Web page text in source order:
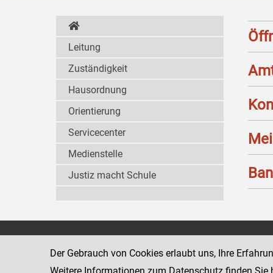
Leitung
Zuständigkeit
Hausordnung
Orientierung
Servicecenter
Medienstelle
Justiz macht Schule
Zivilrechtssachen Graz
Marburger
Der Gebrauch von Cookies erlaubt uns, Ihre